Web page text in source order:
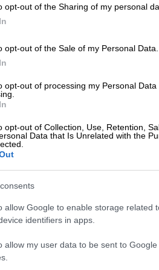
opt-out of the Sharing of my personal
opt-out of the Sale of my Personal Data.
opt-out of processing my Personal Data
opt-out of Collection, Use, Retention,
Data that Is Unrelated with the
allow Google to enable storage related
identifiers in apps.
allow my user data to be sent to
το ΕΘΝΟΣ στη Google
(SOP)
τοποθεσίες
και του Παλατιού
μέσω αυξημένων
του εναέριου
της Λευκορωσίας
πρόσθεσε ο